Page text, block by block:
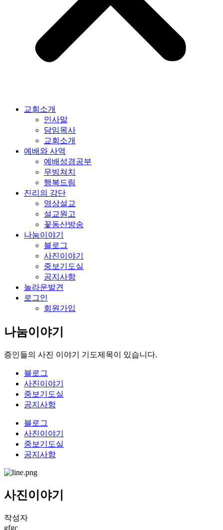
교회소개
인사말
담임목사
교회소개
예배와 사역
예배성경공부
무빙쳐치
행복드림
진리의 강단
영상설교
설교원고
꽃동산방송
나눔이야기
블로그
사진이야기
중보기도실
공지사항
놀라운발견
로그인
회원가입
나눔이야기
증인들의 사진 이야기 기도제목이 있습니다.
블로그
사진이야기
중보기도실
공지사항
블로그
사진이야기
중보기도실
공지사항
사진이야기
작성자
gfgc